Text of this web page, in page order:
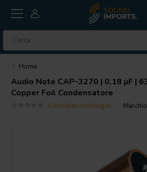
Home
Audio Note CAP-3270 | 0,18 µF |
Copper Foil Condensatore
0 klantbeoordelingen